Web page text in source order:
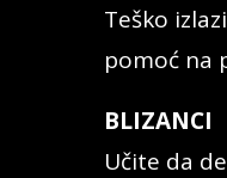
Teško
pomoć na
BLIZANCI
Učite da